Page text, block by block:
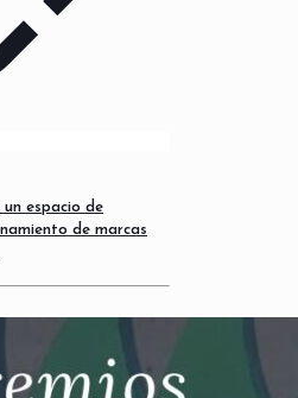
espacio de
de marcas